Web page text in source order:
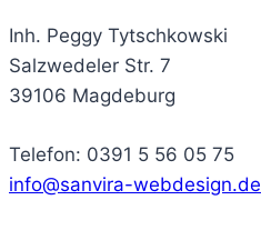
Inh. Peggy Tytschkowski
Salzwedeler Str. 7
39106 Magdeburg
Telefon: 0391 5 56 05 75
info@sanvira-webdesign.de